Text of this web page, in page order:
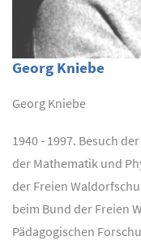
Georg Kniebe
Georg Kniebe
1940 - 1997. Besuch
der Mathematik und
der Freien
beim Bund der Freien
Pädagogischen